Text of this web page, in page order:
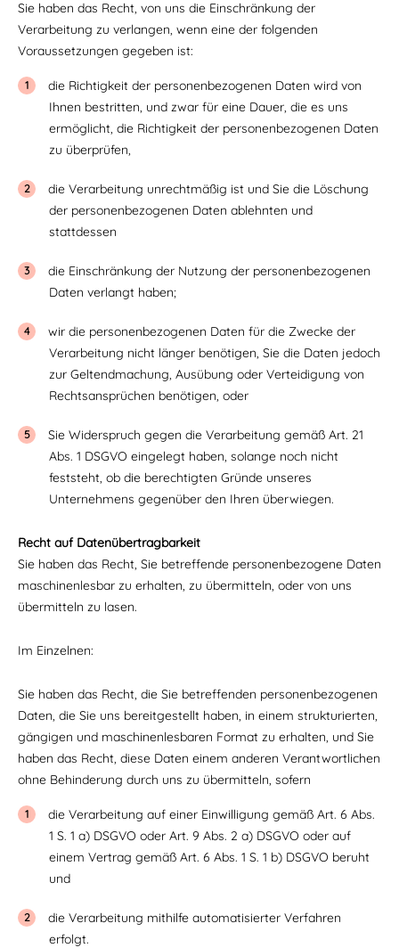
Sie haben das Recht, von uns die Einschränkung der
Verarbeitung zu verlangen, wenn eine der folgenden
Voraussetzungen gegeben ist:
die Richtigkeit der personenbezogenen Daten wird von
Ihnen bestritten, und zwar für eine Dauer, die es uns
ermöglicht, die Richtigkeit der personenbezogenen Daten
zu überprüfen,
die Verarbeitung unrechtmäßig ist und Sie die Löschung
der personenbezogenen Daten ablehnten und
stattdessen
die Einschränkung der Nutzung der personenbezogenen
Daten verlangt haben;
wir die personenbezogenen Daten für die Zwecke der
Verarbeitung nicht länger benötigen, Sie die Daten jedoch
zur Geltendmachung, Ausübung oder Verteidigung von
Rechtsansprüchen benötigen, oder
Sie Widerspruch gegen die Verarbeitung gemäß Art. 21
Abs. 1 DSGVO eingelegt haben, solange noch nicht
feststeht, ob die berechtigten Gründe unseres
Unternehmens gegenüber den Ihren überwiegen.
Recht auf Datenübertragbarkeit
Sie haben das Recht, Sie betreffende personenbezogene Daten
maschinenlesbar zu erhalten, zu übermitteln, oder von uns
übermitteln zu lasen.
Im Einzelnen:
Sie haben das Recht, die Sie betreffenden personenbezogenen
Daten, die Sie uns bereitgestellt haben, in einem strukturierten,
gängigen und maschinenlesbaren Format zu erhalten, und Sie
haben das Recht, diese Daten einem anderen Verantwortlichen
ohne Behinderung durch uns zu übermitteln, sofern
die Verarbeitung auf einer Einwilligung gemäß Art. 6 Abs.
1 S. 1 a) DSGVO oder Art. 9 Abs. 2 a) DSGVO oder auf
einem Vertrag gemäß Art. 6 Abs. 1 S. 1 b) DSGVO beruht
und
die Verarbeitung mithilfe automatisierter Verfahren
erfolgt.